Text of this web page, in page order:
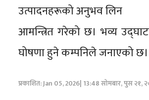
उत्पादनहरूको अनुभव लिन
आमन्त्रित गरेको छ। भव्य
घोषणा हुने कम्पनिले जनाएको छ।
प्रकाशित: Jan 05, 2026| 13:48 सोमबार, पुस २१,